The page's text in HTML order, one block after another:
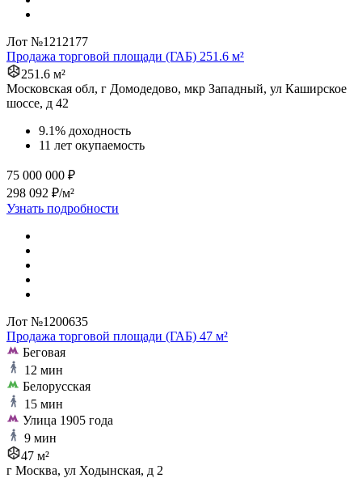
Лот №1212177
Продажа торговой площади (ГАБ) 251.6 м²
251.6 м²
Московская обл, г Домодедово, мкр Западный, ул Каширское
шоссе, д 42
9.1% доходность
11 лет окупаемость
75 000 000 ₽
298 092 ₽/м²
Узнать подробности
Лот №1200635
Продажа торговой площади (ГАБ) 47 м²
Беговая
12 мин
Белорусская
15 мин
Улица 1905 года
9 мин
47 м²
г Москва, ул Ходынская, д 2